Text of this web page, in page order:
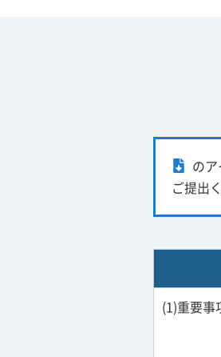
の
ご提出
(1)重要事